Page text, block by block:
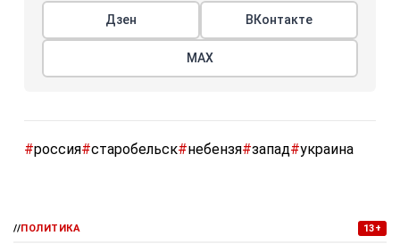
Дзен ВКонтакте
МАХ
#россия#старобельск#небензя#запад#украина
//ПОЛИТИКА 13+